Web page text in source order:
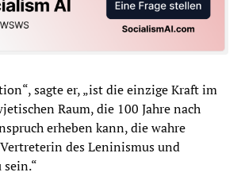
sagte er, „ist die einzige Kraft im
Raum, die 100 Jahre nach
erheben kann, die wahre
des Leninismus und
sein.“